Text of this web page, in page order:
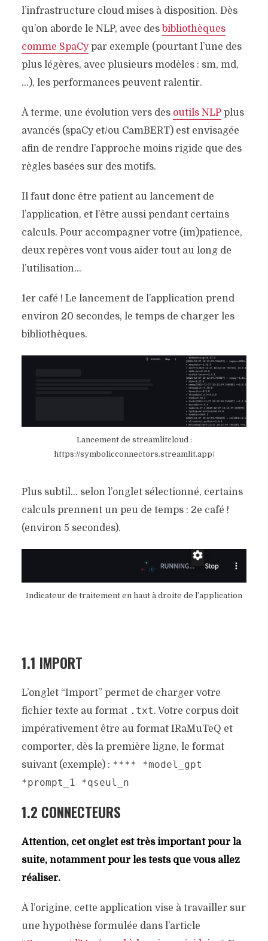
l’infrastructure cloud mises à disposition. Dès
qu’on aborde le NLP, avec des bibliothèques
comme SpaCypar exemple (pourtant l’une des
plus légères, avec plusieurs modèles : sm, md,
…), les performances peuvent ralentir.
À terme, une évolution vers des outils NLPplus
avancés (spaCy et/ou CamBERT) est envisagée
afin de rendre l’approche moins rigide que des
règles basées sur des motifs.
Il faut donc être patient au lancement de
l’application, et l’être aussi pendant certains
calculs. Pour accompagner votre (im)patience,
deux repères vont vous aider tout au long de
l’utilisation…
1er café ! Le lancement de l’application prend
environ 20 secondes, le temps de charger les
bibliothèques.
Lancement de streamlitcloud :
https://symbolicconnectors.streamlit.app/
Plus subtil… selon l’onglet sélectionné, certains
calculs prennent un peu de temps : 2e café !
(environ 5 secondes).
Indicateur de traitement en haut à droite de l’application
1.1 IMPORT
L’onglet “Import” permet de charger votre
fichier texte au format .txt. Votre corpus doit
impérativement être au format IRaMuTeQ et
comporter, dès la première ligne, le format
suivant (exemple) : **** *model_gpt
*prompt_1 *qseul_n
1.2 CONNECTEURS
Attention, cet onglet est très important pour la
suite, notamment pour les tests que vous allez
réaliser.
À l’origine, cette application vise à travailler sur
une hypothèse formulée dans l’article